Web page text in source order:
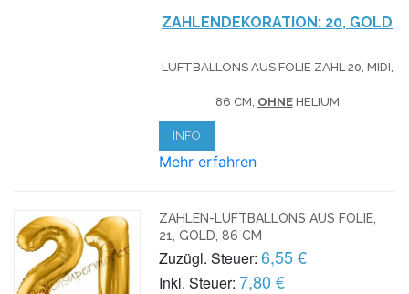
ZAHLENDEKORATION: 20, GOLD
LUFTBALLONS AUS FOLIE ZAHL 20, MIDI,
86 CM, OHNEHELIUM
INFO
Mehr erfahren
ZAHLEN-LUFTBALLONS AUS FOLIE,
21, GOLD, 86 CM
Zuzügl. Steuer: 6,55 €
Inkl. Steuer: 7,80 €